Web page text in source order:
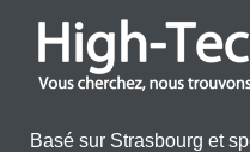
Basé sur Strasbourg et